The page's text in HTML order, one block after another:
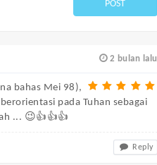
POST
2 bulan lalu
bahas Mei 98),
pada Tuhan sebagai
... 😉👍👍👍
Reply